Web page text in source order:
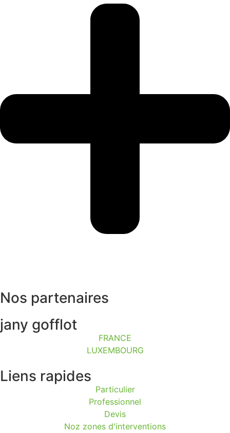
Nos partenaires
jany gofflot
FRANCE
LUXEMBOURG
Liens rapides
Particulier
Professionnel
Devis
Noz zones d'interventions